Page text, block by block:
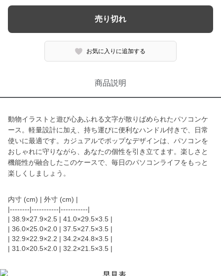
売り切れ
お気に入りに追加する
商品説明
動物イラストと遊び心あふれる文字が散りばめられたパソコンケ
ース。軽量設計に加え、持ち運びに便利なハンドル付きで、日常
使いに最適です。カジュアルでポップなデザインは、パソコンを
おしゃれに守りながら、あなたの個性を引き立てます。楽しさと
機能性が融合したこのケースで、毎日のパソコンライフをもっと
楽しくしましょう。
内寸 (cm) | 外寸 (cm) |
|--------|-----------|-----------|
| 38.9×27.9×2.5 | 41.0×29.5×3.5 |
| 36.0×25.0×2.0 | 37.5×27.5×3.5 |
| 32.9×22.9×2.2 | 34.2×24.8×3.5 |
| 31.0×20.5×2.0 | 32.2×21.5×3.5 |